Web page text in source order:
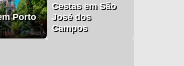
Porto
Cestas em São
José dos
Campos